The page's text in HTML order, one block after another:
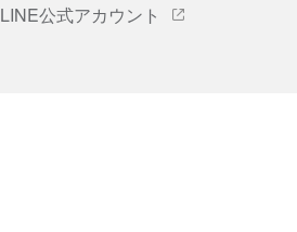
LINE公式アカウント